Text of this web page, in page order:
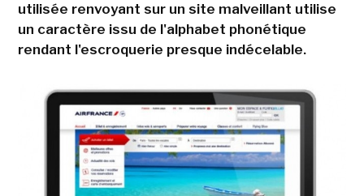
utilisée renvoyant sur un site malveillant utilise
un caractère issu de l'alphabet phonétique
rendant l'escroquerie presque indécelable.